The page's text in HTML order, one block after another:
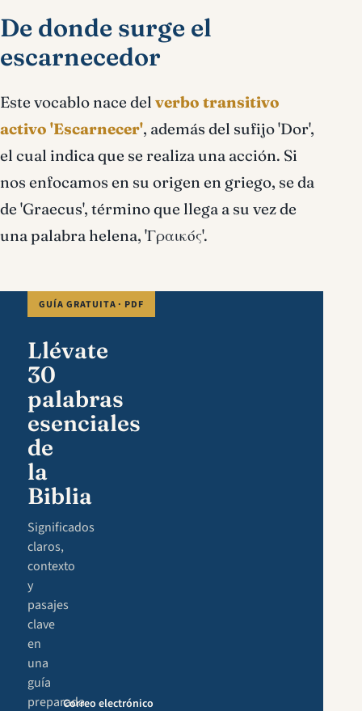
De donde surge el
escarnecedor
Este vocablo nace del verbo transitivo
activo 'Escarnecer', además del sufijo 'Dor',
el cual indica que se realiza una acción. Si
nos enfocamos en su origen en griego, se da
de 'Graecus', término que llega a su vez de
una palabra helena, 'Γραικός'.
GUÍA GRATUITA · PDF
Llévate
30
palabras
esenciales
de
la
Biblia
Significados
claros,
contexto
y
pasajes
clave
en
una
guía
preparadaCorreo electrónico